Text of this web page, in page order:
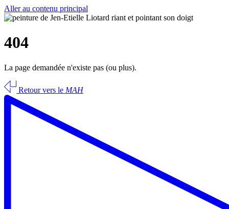
Aller au contenu principal
404
La page demandée n'existe pas (ou plus).
Retour vers le MAH